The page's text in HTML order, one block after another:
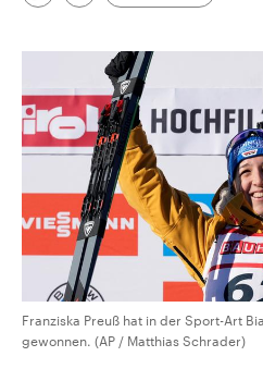
Franziska Preuß hat in der Sport-Art
gewonnen. (AP / Matthias Schrader)